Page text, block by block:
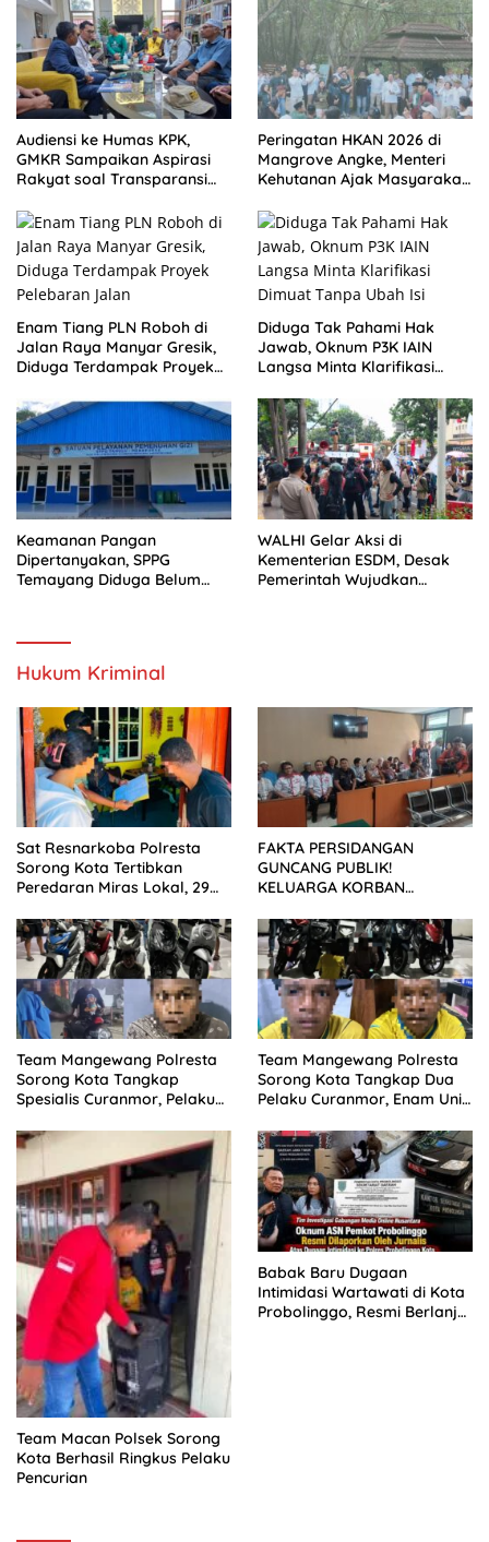
Audiensi ke Humas KPK,
GMKR Sampaikan Aspirasi
Rakyat soal Transparansi
Peringatan HKAN 2026 di
Mangrove Angke, Menteri
Kehutanan Ajak Masyarakat
Enam Tiang PLN Roboh di
Jalan Raya Manyar Gresik,
Diduga Terdampak Proyek
Diduga Tak Pahami Hak
Jawab, Oknum P3K IAIN
Langsa Minta Klarifikasi
Keamanan Pangan
Dipertanyakan, SPPG
Temayang Diduga Belum
WALHI Gelar Aksi di
Kementerian ESDM, Desak
Pemerintah Wujudkan
Hukum Kriminal
Sat Resnarkoba Polresta
Sorong Kota Tertibkan
Peredaran Miras Lokal, 29
FAKTA PERSIDANGAN
GUNCANG PUBLIK!
KELUARGA KORBAN
SETELAH SIDANG TUNTUTAN
DITUNDA
Team Mangewang Polresta
Sorong Kota Tangkap
Spesialis Curanmor, Pelaku
Team Mangewang Polresta
Sorong Kota Tangkap Dua
Pelaku Curanmor, Enam Unit
Team Macan Polsek Sorong
Kota Berhasil Ringkus Pelaku
Pencurian
Babak Baru Dugaan
Intimidasi Wartawati di Kota
Probolinggo, Resmi Berlanjut